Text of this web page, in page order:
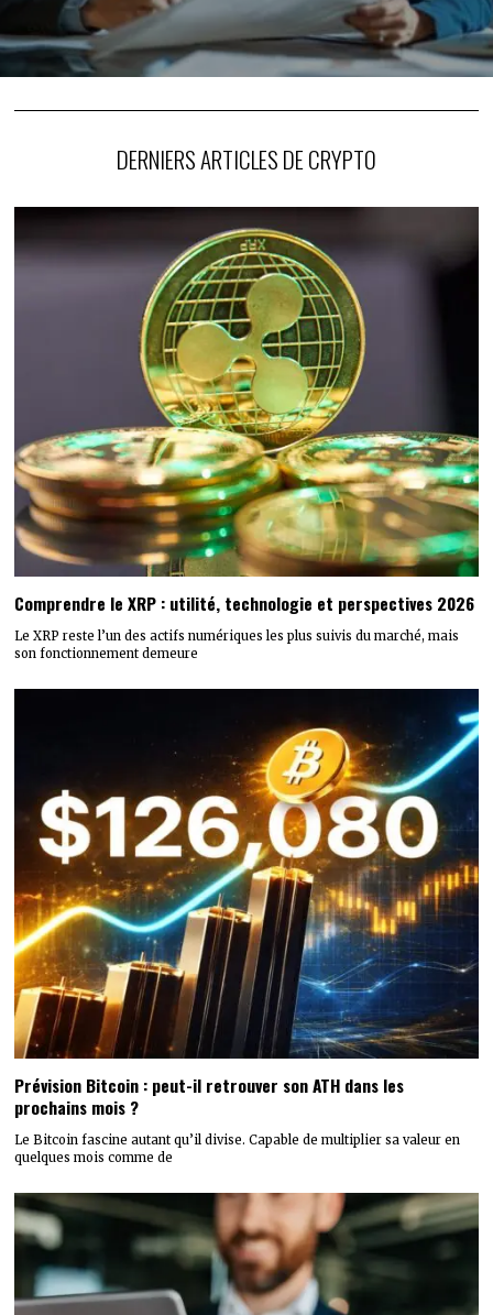
DERNIERS ARTICLES DE CRYPTO
Comprendre le XRP : utilité, technologie et perspectives 2026
Le XRP reste l’un des actifs numériques les plus suivis du marché, mais
son fonctionnement demeure
Prévision Bitcoin : peut-il retrouver son ATH dans les
prochains mois ?
Le Bitcoin fascine autant qu’il divise. Capable de multiplier sa valeur en
quelques mois comme de